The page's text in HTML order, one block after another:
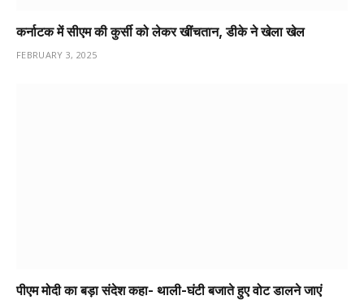
कर्नाटक में सीएम की कुर्सी को लेकर खींचतान, डीके ने खेला खेल
FEBRUARY 3, 2025
पीएम मोदी का बड़ा संदेश कहा- थाली-घंटी बजाते हुए वोट डालने जाएं